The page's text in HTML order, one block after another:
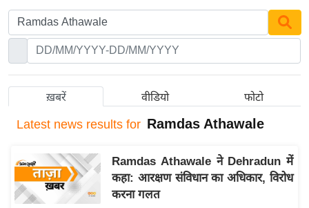
ख
र
ष्ट्री
अं
र्रा
ष्ट्री
य
ख़बरें वीडियो फोटो
Latest news results for Ramdas Athawale
Ramdas Athawale ने Dehradun में
कहा: आरक्षण संविधान का अधिकार, विरोध
करना गलत